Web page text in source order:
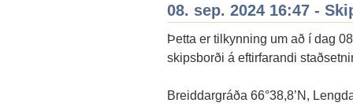
08. sep. 2024 16:47 -
Þetta er tilkynning um að í dag
skipsborði á eftirfarandi
Breiddargráða 66°38,8’N,